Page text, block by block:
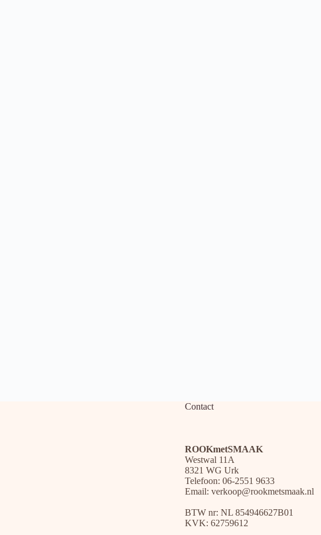
Contact
ROOKmetSMAAK
Westwal 11A
8321 WG Urk
Telefoon: 06-2551 9633
Email: verkoop@rookmetsmaak.nl
BTW nr: NL 854946627B01
KVK: 62759612